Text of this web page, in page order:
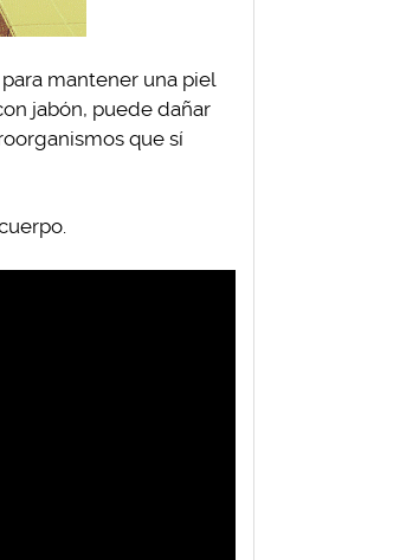
mantener una piel
jabón, puede dañar
que sí